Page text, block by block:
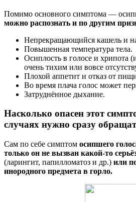
Помимо основного симптома —
можно распознать и по другим
Непрекращающийся кашель и
Повышенная температура тела.
Осиплость в голосе и хрипота
очень тихим или вовсе
Плохой аппетит и отказ от
Во время плача голос может
Затруднённое дыхание.
Насколько опасен этот
случаях нужно сразу
Сам по себе симптом осипшего
только он не вызван какой-то
(ларингит, папилломатоз и др.) или
инородного предмета в горло.